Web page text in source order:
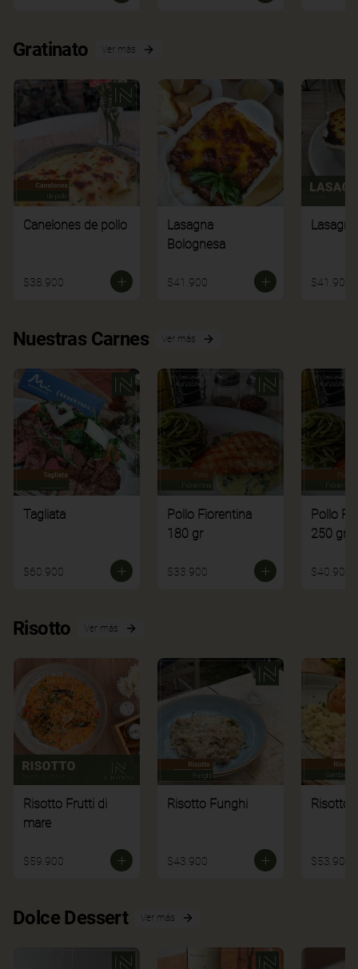
Gratinato Ver más
Canelones de pollo
$38.900
Lasagna
Bolognesa
$41.900 $41.900
Nuestras Carnes Ver más
Tagliata
$60.900
Pollo Fiorentina
180 gr
$33.900
Pollo
250 gr
$40.900
Risotto Ver más
Risotto Frutti di
mare
$59.900
Risotto Funghi
$43.900
Risotto
$53.900
Dolce Dessert Ver más